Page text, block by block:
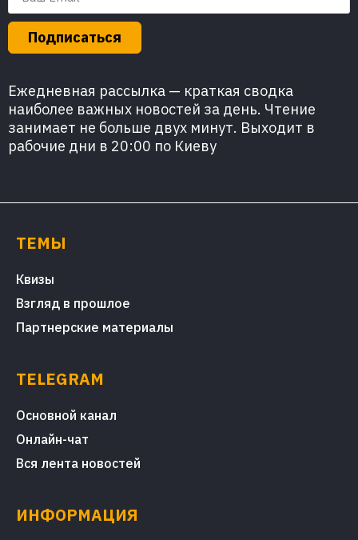
Подписаться
Ежедневная рассылка — краткая сводка
наиболее важных новостей за день. Чтение
занимает не больше двух минут. Выходит в
рабочие дни в 20:00 по Киеву
ТЕМЫ
Квизы
Взгляд в прошлое
Партнерские материалы
TELEGRAM
Основной канал
Онлайн-чат
Вся лента новостей
ИНФОРМАЦИЯ